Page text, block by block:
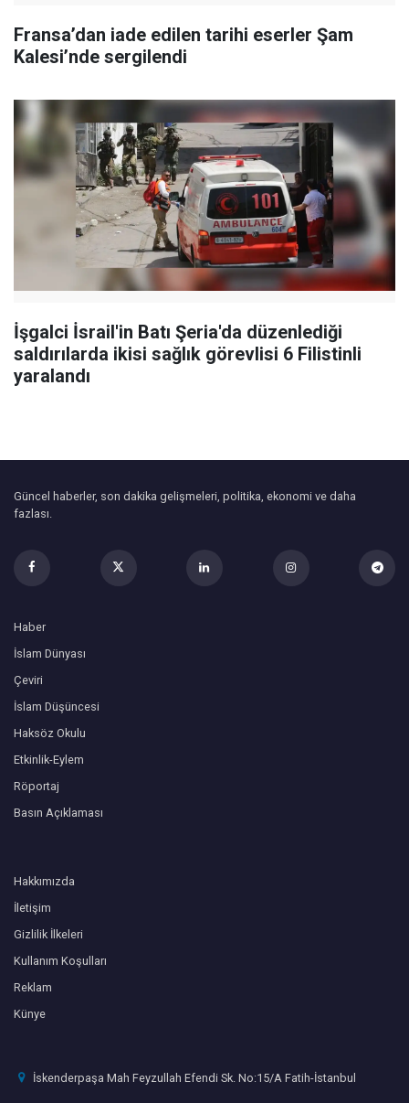
Fransa’dan iade edilen tarihi eserler Şam
Kalesi’nde sergilendi
İşgalci İsrail'in Batı Şeria'da düzenlediği
saldırılarda ikisi sağlık görevlisi 6 Filistinli
yaralandı
Güncel haberler, son dakika gelişmeleri, politika, ekonomi ve daha
fazlası.
Haber
İslam Dünyası
Çeviri
İslam Düşüncesi
Haksöz Okulu
Etkinlik-Eylem
Röportaj
Basın Açıklaması
Hakkımızda
İletişim
Gizlilik İlkeleri
Kullanım Koşulları
Reklam
Künye
İskenderpaşa Mah Feyzullah Efendi Sk. No:15/A Fatih-İstanbul